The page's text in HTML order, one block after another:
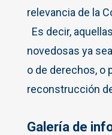
relevancia de
Es decir,
novedosas ya
o de derechos, o
reconstrucción
Galería de